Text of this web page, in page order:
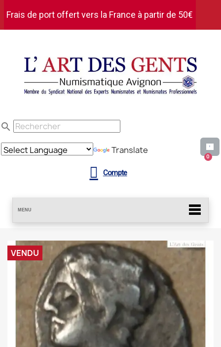
Frais de port offert vers la France à partir de 50€
search
Translate
Compte
MENU
VENDU